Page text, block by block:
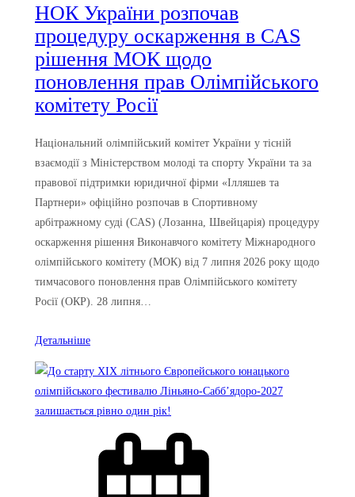
НОК України розпочав
процедуру оскарження в CAS
рішення МОК щодо
поновлення прав Олімпійського
комітету Росії
Національний олімпійський комітет України у тісній
взаємодії з Міністерством молоді та спорту України та за
правової підтримки юридичної фірми «Ілляшев та
Партнери» офіційно розпочав в Спортивному
арбітражному суді (CAS) (Лозанна, Швейцарія) процедуру
оскарження рішення Виконавчого комітету Міжнародного
олімпійського комітету (МОК) від 7 липня 2026 року щодо
тимчасового поновлення прав Олімпійського комітету
Росії (ОКР). 28 липня…
Детальніше